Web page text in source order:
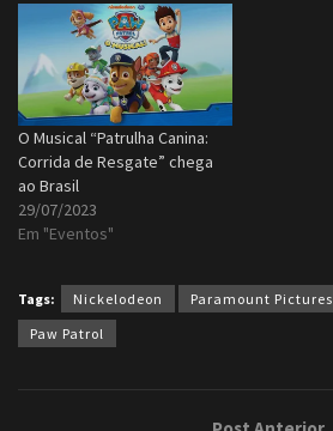
O Musical “Patrulha Canina:
Corrida de Resgate” chega
ao Brasil
29/07/2023
Em "Eventos"
Tags: Nickelodeon Paramount Pictures
Paw Patrol